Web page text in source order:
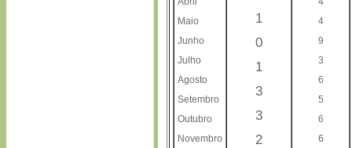
Maio
Junho
Julho
Agosto
Setembro
Outubro
Novembro
1
0
1
3
3
2
4
9
3
6
5
6
6